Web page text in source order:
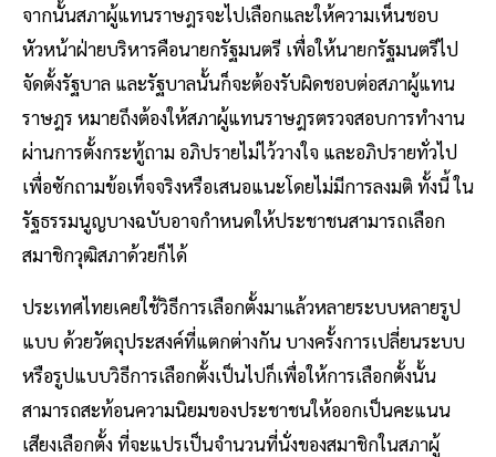
จากนั้นสภาผู้แทนราษฎรจะไปเลือกและให้ความเห็นชอบ
หัวหน้าฝ่ายบริหารคือนายกรัฐมนตรี เพื่อให้นายกรัฐมนตรีไป
จัดตั้งรัฐบาล และรัฐบาลนั้นก็จะต้องรับผิดชอบต่อสภาผู้แทน
ราษฎร หมายถึงต้องให้สภาผู้แทนราษฎรตรวจสอบการทำงาน
ผ่านการตั้งกระทู้ถาม อภิปรายไม่ไว้วางใจ และอภิปรายทั่วไป
เพื่อซักถามข้อเท็จจริงหรือเสนอแนะโดยไม่มีการลงมติ ทั้งนี้ ใน
รัฐธรรมนูญบางฉบับอาจกำหนดให้ประชาชนสามารถเลือก
สมาชิกวุฒิสภาด้วยก็ได้
ประเทศไทยเคยใช้วิธีการเลือกตั้งมาแล้วหลายระบบหลายรูป
แบบ ด้วยวัตถุประสงค์ที่แตกต่างกัน บางครั้งการเปลี่ยนระบบ
หรือรูปแบบวิธีการเลือกตั้งเป็นไปก็เพื่อให้การเลือกตั้งนั้น
สามารถสะท้อนความนิยมของประชาชนให้ออกเป็นคะแนน
เสียงเลือกตั้ง ที่จะแปรเป็นจำนวนที่นั่งของสมาชิกในสภาผู้